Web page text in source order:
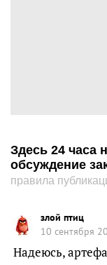
Здесь 24 часа
обсуждение
правила
злой птиц
10 сентября
Надеюсь,